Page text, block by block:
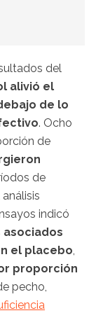
del
alivió el
de lo
. Ocho
de
de
indicó
el placebo,
proporción
pecho,